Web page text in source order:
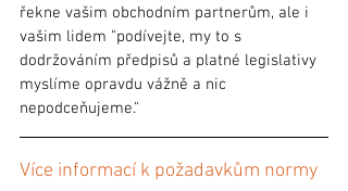
řekne vašim obchodním partnerům, ale i
vašim lidem "podívejte, my to s
dodržováním předpisů a platné legislativy
myslíme opravdu vážně a nic
nepodceňujeme."
Více informací k požadavkům normy